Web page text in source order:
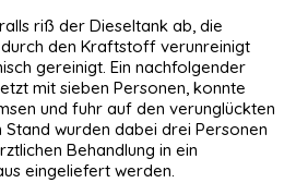
riß der Dieseltank ab, die
den Kraftstoff verunreinigt
gereinigt. Ein nachfolgender
mit sieben Personen, konnte
und fuhr auf den verunglückten
wurden dabei drei Personen
Behandlung in ein
eingeliefert werden.